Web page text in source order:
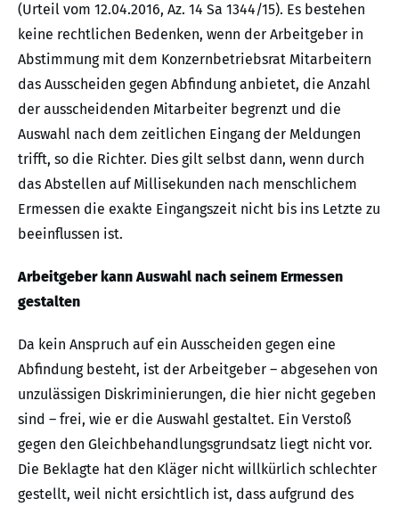
(Urteil vom 12.04.2016, Az. 14 Sa 1344/15). Es bestehen
keine rechtlichen Bedenken, wenn der Arbeitgeber in
Abstimmung mit dem Konzernbetriebsrat Mitarbeitern
das Ausscheiden gegen Abfindung anbietet, die Anzahl
der ausscheidenden Mitarbeiter begrenzt und die
Auswahl nach dem zeitlichen Eingang der Meldungen
trifft, so die Richter. Dies gilt selbst dann, wenn durch
das Abstellen auf Millisekunden nach menschlichem
Ermessen die exakte Eingangszeit nicht bis ins Letzte zu
beeinflussen ist.
Arbeitgeber kann Auswahl nach seinem Ermessen
gestalten
Da kein Anspruch auf ein Ausscheiden gegen eine
Abfindung besteht, ist der Arbeitgeber – abgesehen von
unzulässigen Diskriminierungen, die hier nicht gegeben
sind – frei, wie er die Auswahl gestaltet. Ein Verstoß
gegen den Gleichbehandlungsgrundsatz liegt nicht vor.
Die Beklagte hat den Kläger nicht willkürlich schlechter
gestellt, weil nicht ersichtlich ist, dass aufgrund des